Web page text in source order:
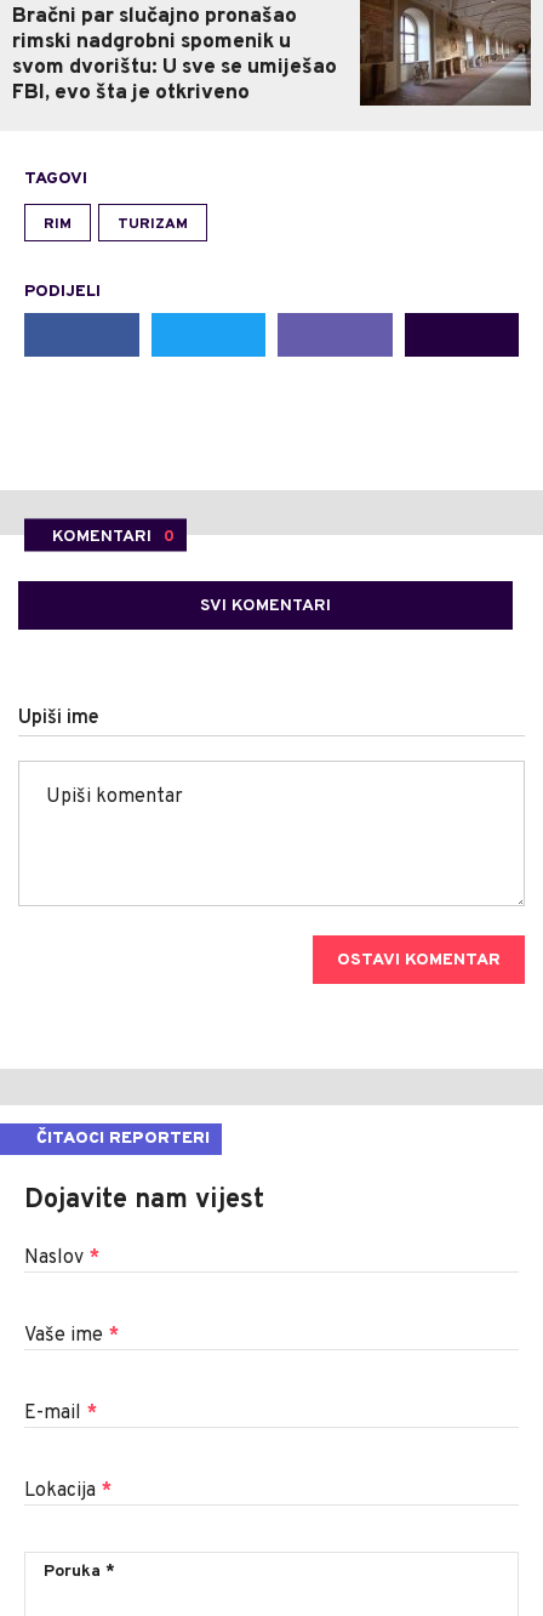
Bračni par slučajno pronašao
rimski nadgrobni spomenik u
svom dvorištu: U sve se umiješao
FBI, evo šta je otkriveno
TAGOVI
RIM TURIZAM
PODIJELI
KOMENTARI 0
SVI KOMENTARI
Upiši ime
OSTAVI KOMENTAR
ČITAOCI REPORTERI
Dojavite nam vijest
Naslov *
Vaše ime *
E-mail *
Lokacija *